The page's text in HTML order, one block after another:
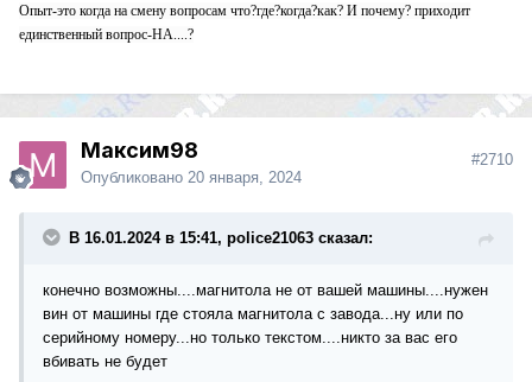
Опыт-это когда на смену вопросам что?где?когда?как? И почему? приходит
единственный вопрос-НА....?
Максим98
Опубликовано 20 января, 2024
#2710
В 16.01.2024 в 15:41, police21063 сказал:
конечно возможны....магнитола не от вашей машины....нужен
вин от машины где стояла магнитола с завода...ну или по
серийному номеру...но только текстом....никто за вас его
вбивать не будет